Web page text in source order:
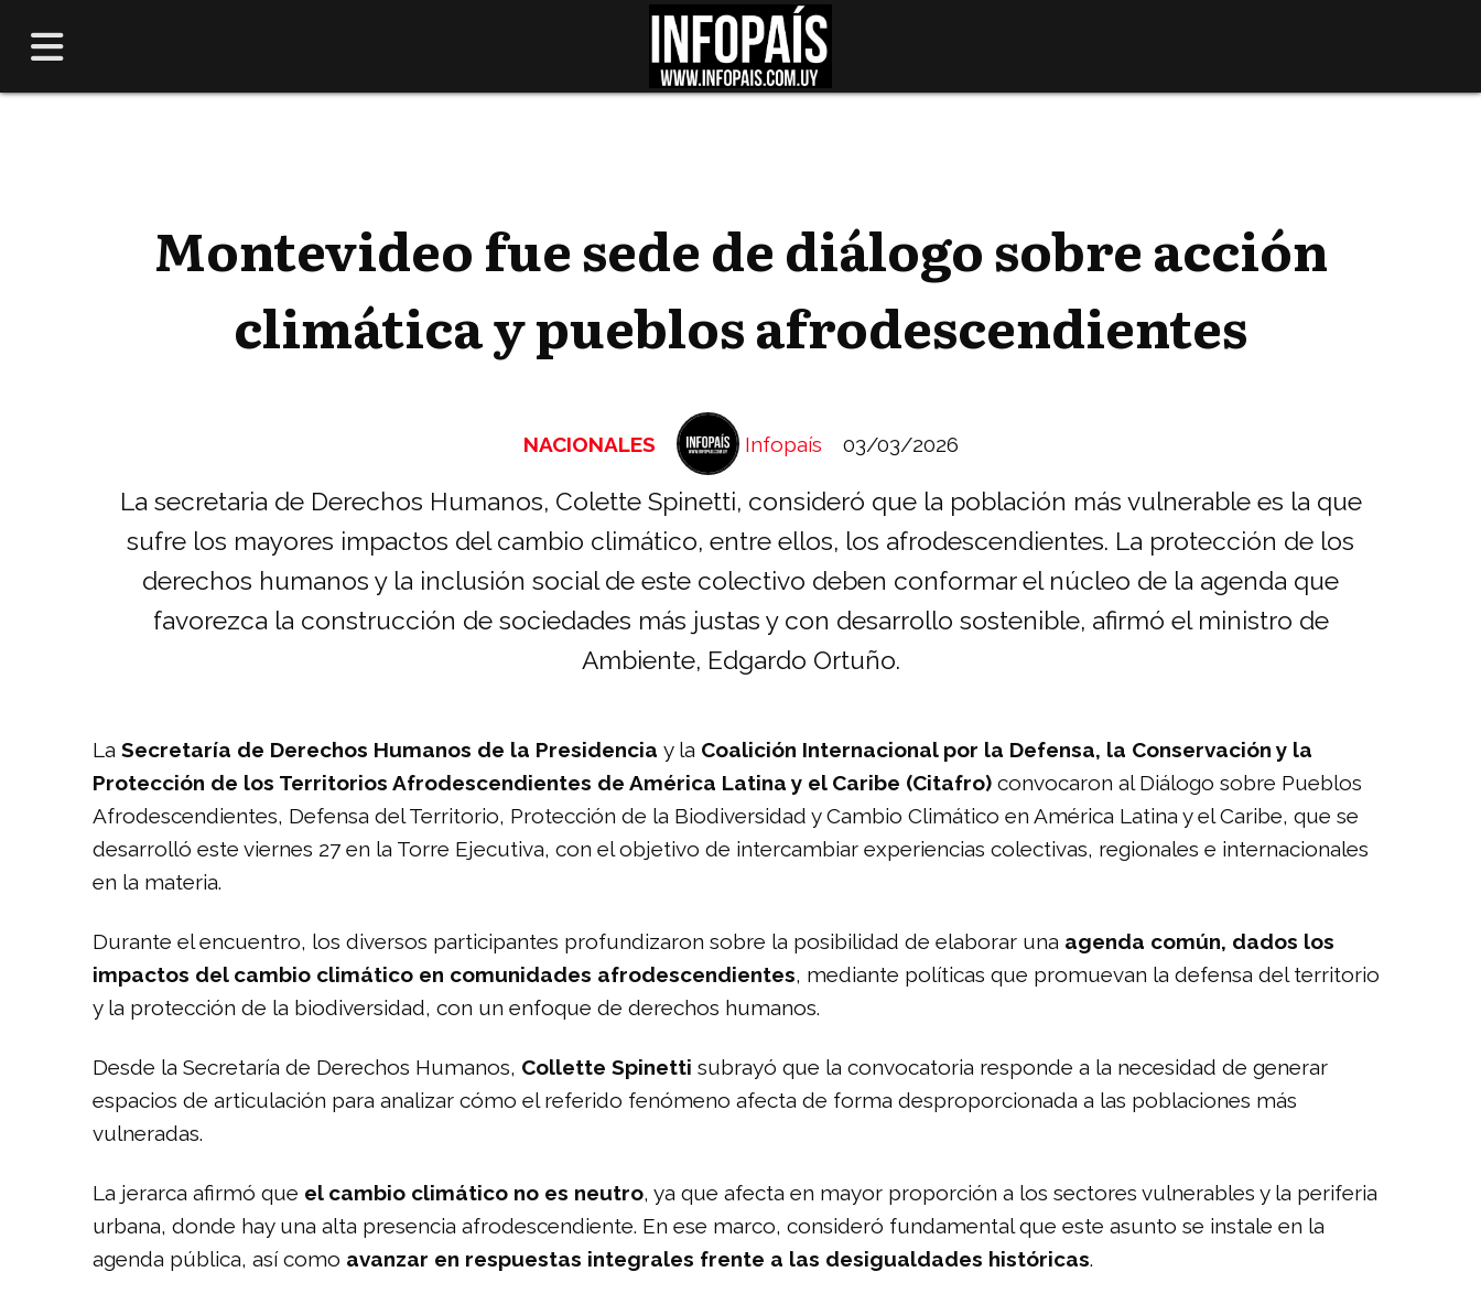
Montevideo fue sede de diálogo sobre acción
climática y pueblos afrodescendientes
La secretaria de Derechos Humanos, Colette Spinetti, consideró que la población más vulnerable es la que
sufre los mayores impactos del cambio climático, entre ellos, los afrodescendientes. La protección de los
derechos humanos y la inclusión social de este colectivo deben conformar el núcleo de la agenda que
favorezca la construcción de sociedades más justas y con desarrollo sostenible, afirmó el ministro de
Ambiente, Edgardo Ortuño.
NACIONALES 03/03/2026
Infopaís
La Secretaría de Derechos Humanos de la Presidencia y la Coalición Internacional por la Defensa, la Conservación y la
Protección de los Territorios Afrodescendientes de América Latina y el Caribe (Citafro) convocaron al Diálogo sobre Pueblos
Afrodescendientes, Defensa del Territorio, Protección de la Biodiversidad y Cambio Climático en América Latina y el Caribe, que se
desarrolló este viernes 27 en la Torre Ejecutiva, con el objetivo de intercambiar experiencias colectivas, regionales e internacionales
en la materia.
Durante el encuentro, los diversos participantes profundizaron sobre la posibilidad de elaborar una agenda común, dados los
impactos del cambio climático en comunidades afrodescendientes, mediante políticas que promuevan la defensa del territorio
y la protección de la biodiversidad, con un enfoque de derechos humanos.
Desde la Secretaría de Derechos Humanos, Collette Spinetti subrayó que la convocatoria responde a la necesidad de generar
espacios de articulación para analizar cómo el referido fenómeno afecta de forma desproporcionada a las poblaciones más
vulneradas.
La jerarca afirmó que el cambio climático no es neutro, ya que afecta en mayor proporción a los sectores vulnerables y la periferia
urbana, donde hay una alta presencia afrodescendiente. En ese marco, consideró fundamental que este asunto se instale en la
agenda pública, así como avanzar en respuestas integrales frente a las desigualdades históricas.